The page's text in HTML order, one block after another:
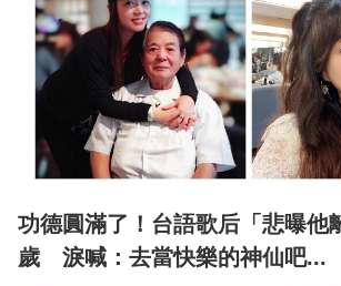
功德圓滿了！台語歌后「悲曝他
歲 淚喊：去當快樂的神仙吧...